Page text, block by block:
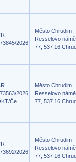
2026
Město Chrudim
Resselovo
77, 537 16
2026
Če
Město Chrudim
Resselovo
77, 537 16
2026
Město Chrudim
Resselovo
77, 537 16